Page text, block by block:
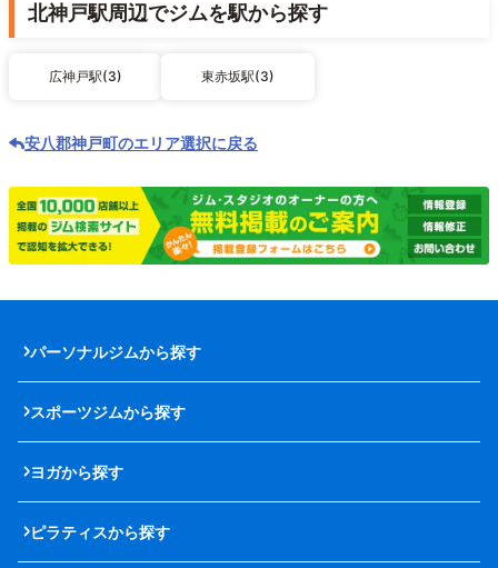
北神戸駅周辺でジムを駅から探す
広神戸駅(3) 東赤坂駅(3)
安八郡神戸町のエリア選択に戻る
パーソナルジムから探す
スポーツジムから探す
ヨガから探す
ピラティスから探す